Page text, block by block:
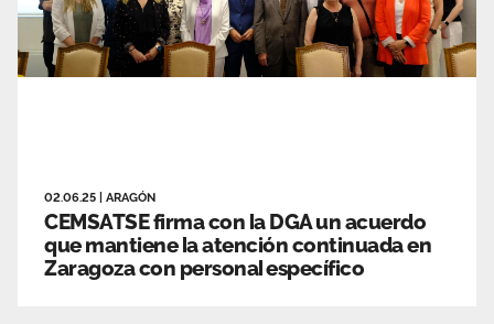
02.06.25 ARAGÓN
CEMSATSE firma con la DGA un acuerdo
que mantiene la atención continuada en
Zaragoza con personal específico